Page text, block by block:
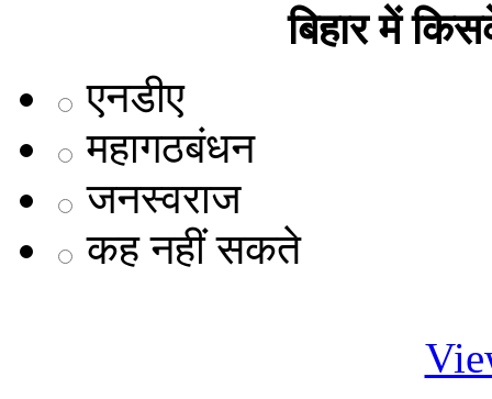
बिहार में
एनडीए
महागठबंधन
जनस्वराज
कह नहीं सकते